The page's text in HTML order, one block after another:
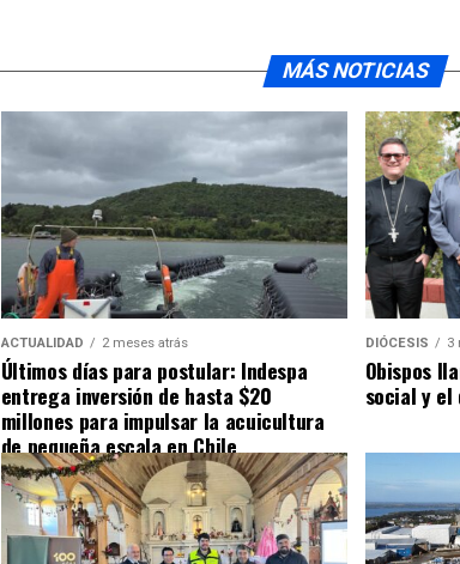
MÁS NOTICIAS
ACTUALIDAD 2 meses atrás
Últimos días para postular: Indespa
entrega inversión de hasta $20
millones para impulsar la acuicultura
de pequeña escala en Chile
DIÓCESIS 3
Obispos
social y